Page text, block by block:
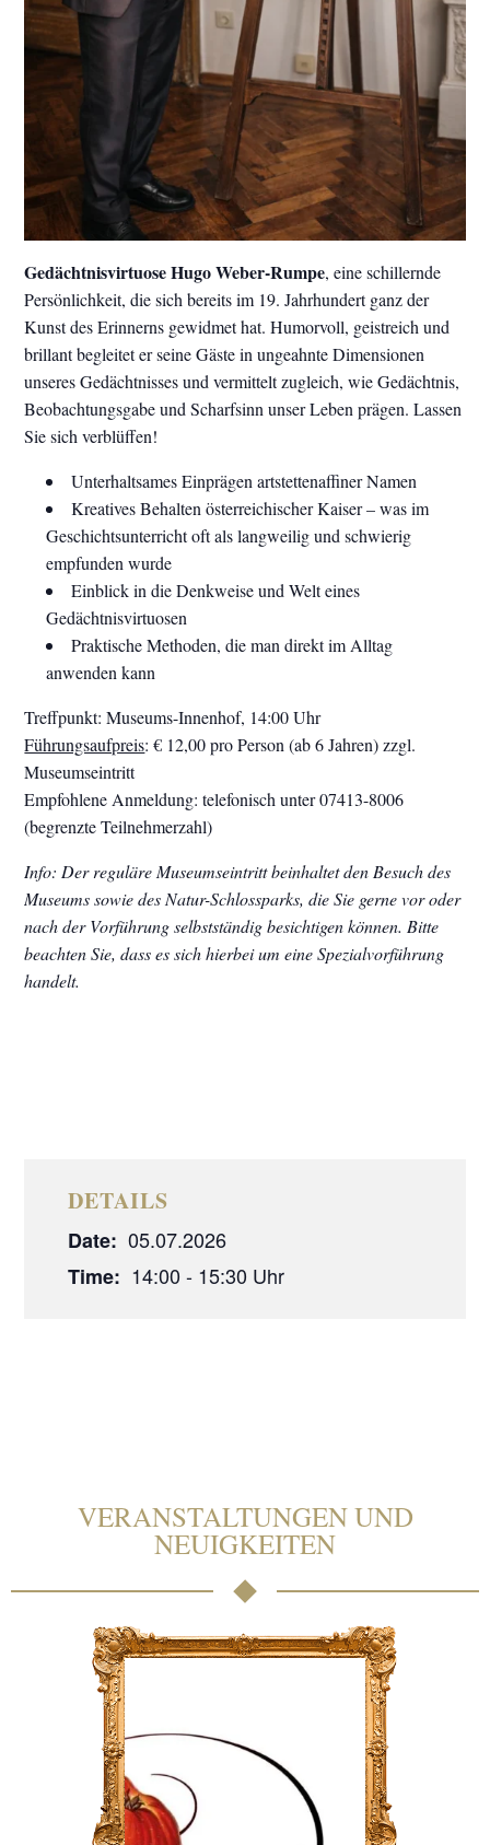
Gedächtnisvirtuose Hugo Weber-Rumpe, eine schillernde
Persönlichkeit, die sich bereits im 19. Jahrhundert ganz der
Kunst des Erinnerns gewidmet hat. Humorvoll, geistreich und
brillant begleitet er seine Gäste in ungeahnte Dimensionen
unseres Gedächtnisses und vermittelt zugleich, wie Gedächtnis,
Beobachtungsgabe und Scharfsinn unser Leben prägen. Lassen
Sie sich verblüffen!
Unterhaltsames Einprägen artstettenaffiner Namen
Kreatives Behalten österreichischer Kaiser – was im
Geschichtsunterricht oft als langweilig und schwierig
empfunden wurde
Einblick in die Denkweise und Welt eines
Gedächtnisvirtuosen
Praktische Methoden, die man direkt im Alltag
anwenden kann
Treffpunkt: Museums-Innenhof, 14:00 Uhr
Führungsaufpreis: € 12,00 pro Person (ab 6 Jahren) zzgl.
Museumseintritt
Empfohlene Anmeldung: telefonisch unter 07413-8006
(begrenzte Teilnehmerzahl)
Info: Der reguläre Museumseintritt beinhaltet den Besuch des
Museums sowie des Natur-Schlossparks, die Sie gerne vor oder
nach der Vorführung selbstständig besichtigen können. Bitte
beachten Sie, dass es sich hierbei um eine Spezialvorführung
handelt.
DETAILS
Date: 05.07.2026
Time: 14:00 - 15:30
VERANSTALTUNGEN UND
NEUIGKEITEN